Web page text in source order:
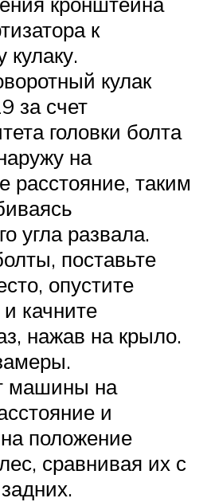
к
кулаку.
кулак
за счет
головки болта
на
расстояние, таким
угла развала.
поставьте
опустите
качните
нажав на крыло.
машины на
и
положение
сравнивая их с